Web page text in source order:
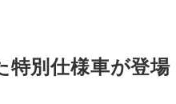
別仕様車が登場